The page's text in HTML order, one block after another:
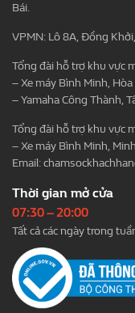
Bái.
VPMN: Lô 8A, Đồng
Tổng đài hỗ trợ khu vực
– Xe máy Bình Minh,
– Yamaha Công Thành,
Tổng đài hỗ trợ khu vực
– Xe máy Bình Minh,
Email:
Thời gian mở cửa
07:30 – 20:00
Tất cả các ngày trong